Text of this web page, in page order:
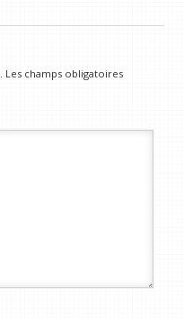
Les champs obligatoires